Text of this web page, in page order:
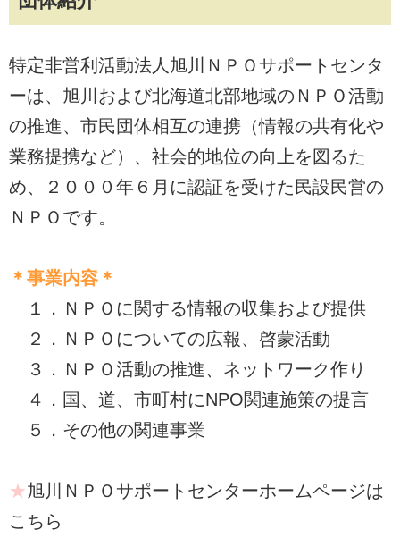
特定非営利活動法人旭川ＮＰＯサポートセンタ
ーは、旭川および北海道北部地域のＮＰＯ活動
の推進、市民団体相互の連携（情報の共有化や
業務提携など）、社会的地位の向上を図るた
め、２０００年６月に認証を受けた民設民営の
ＮＰＯです。
＊事業内容＊
１．ＮＰＯに関する情報の収集および提供
２．ＮＰＯについての広報、啓蒙活動
３．ＮＰＯ活動の推進、ネットワーク作り
４．国、道、市町村にNPO関連施策の提言
５．その他の関連事業
★旭川ＮＰＯサポートセンターホームページは
こちら